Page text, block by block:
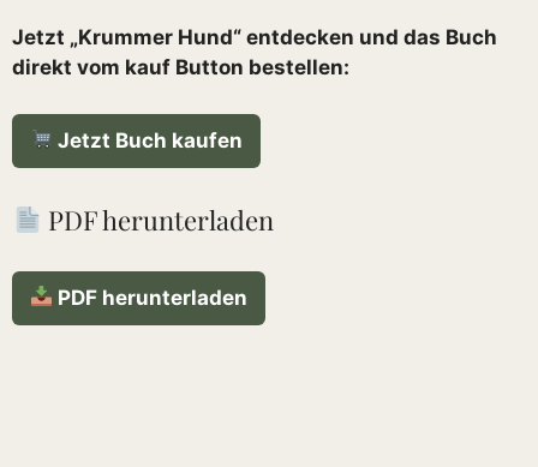
Jetzt „Krummer Hund“ entdecken und das Buch
direkt vom kauf Button bestellen:
Jetzt Buch kaufen
PDF herunterladen
PDF herunterladen